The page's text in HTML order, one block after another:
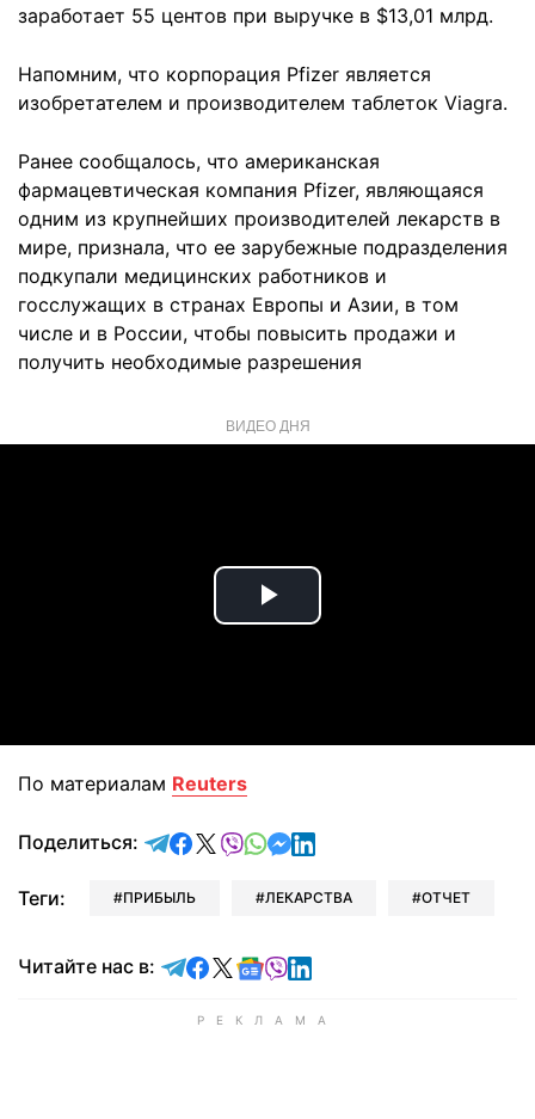
заработает 55 центов при выручке в $13,01 млрд.
Напомним, что корпорация Pfizer является
изобретателем и производителем таблеток Viagra.
Ранее сообщалось, что американская
фармацевтическая компания Pfizer, являющаяся
одним из крупнейших производителей лекарств в
мире, признала, что ее зарубежные подразделения
подкупали медицинских работников и
госслужащих в странах Европы и Азии, в том
числе и в России, чтобы повысить продажи и
получить необходимые разрешения
ВИДЕО ДНЯ
Play
По материалам Reuters
Поделиться: отправить в Telegram
поделиться в Facebook
поделиться в X
отправить в Viber
отправить в Whatsapp
отправить в Messenger
отправить в LinkedIn
Теги: ПРИБЫЛЬ ЛЕКАРСТВА ОТЧЕТ
Читайте нас в: Читайте в Telegram
Читайте в Facebook
Читайте в X
Читайте в Google news
Читайте в Viber
Читайте в LinkedIn